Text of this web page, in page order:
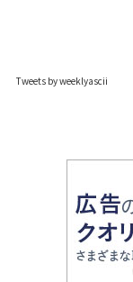
Tweets by weeklyascii